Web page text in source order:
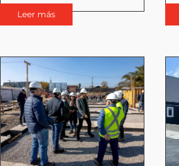
Leer más